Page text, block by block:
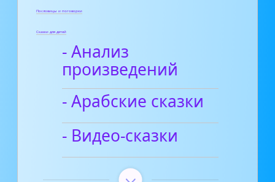
Пословицы и поговорки
Сказки для детей
- Анализ
произведений
- Арабские сказки
- Видео-сказки